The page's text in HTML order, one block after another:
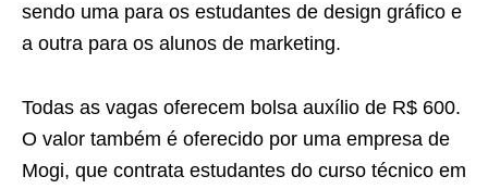
sendo uma para os estudantes de design gráfico e
a outra para os alunos de marketing.
Todas as vagas oferecem bolsa auxílio de R$ 600.
O valor também é oferecido por uma empresa de
Mogi, que contrata estudantes do curso técnico em